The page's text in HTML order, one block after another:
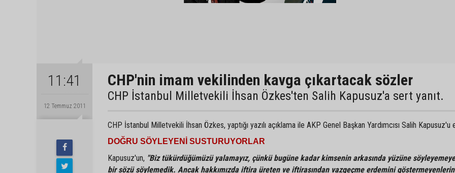
11:41
12 Temmuz 2011
CHP'nin imam vekilinden kavga çıkartacak sözler
CHP İstanbul Milletvekili İhsan Özkes'ten Salih Kapusuz'a sert yanıt.
CHP İstanbul Milletvekili İhsan Özkes, yaptığı yazılı açıklama ile AKP Genel Başkan Yardımcısı Salih Kapusuz'u
DOĞRU SÖYLEYENİ SUSTURUYORLAR
Kapusuz'un, "Biz tükürdüğümüzü yalamayız, çünkü bugüne kadar kimsenin arkasında yüzüne
bir sözü söylemedik. Ancak hakkımızda iftira üreten ve iftirasından vazgeçme erdemini